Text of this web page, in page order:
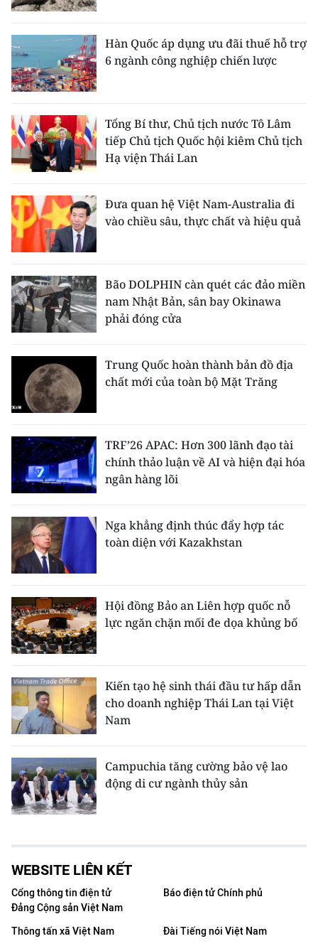
Hàn Quốc áp dụng ưu đãi thuế hỗ trợ
6 ngành công nghiệp chiến lược
Tổng Bí thư, Chủ tịch nước Tô Lâm
tiếp Chủ tịch Quốc hội kiêm Chủ tịch
Hạ viện Thái Lan
Đưa quan hệ Việt Nam-Australia đi
vào chiều sâu, thực chất và hiệu quả
Bão DOLPHIN càn quét các đảo miền
nam Nhật Bản, sân bay Okinawa
phải đóng cửa
Trung Quốc hoàn thành bản đồ địa
chất mới của toàn bộ Mặt Trăng
TRF’26 APAC: Hơn 300 lãnh đạo tài
chính thảo luận về AI và hiện đại hóa
ngân hàng lõi
Nga khẳng định thúc đẩy hợp tác
toàn diện với Kazakhstan
Hội đồng Bảo an Liên hợp quốc nỗ
lực ngăn chặn mối đe dọa khủng bố
Kiến tạo hệ sinh thái đầu tư hấp dẫn
cho doanh nghiệp Thái Lan tại Việt
Nam
Campuchia tăng cường bảo vệ lao
động di cư ngành thủy sản
WEBSITE LIÊN KẾT
Cổng thông tin điện tử
Đảng Cộng sản Việt Nam
Báo điện tử Chính phủ
Thông tấn xã Việt Nam
Đài Tiếng nói Việt Nam